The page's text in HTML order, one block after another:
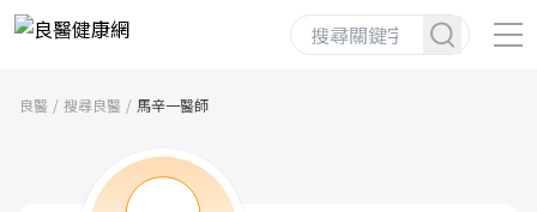
良醫 搜尋良醫 馬辛一醫師